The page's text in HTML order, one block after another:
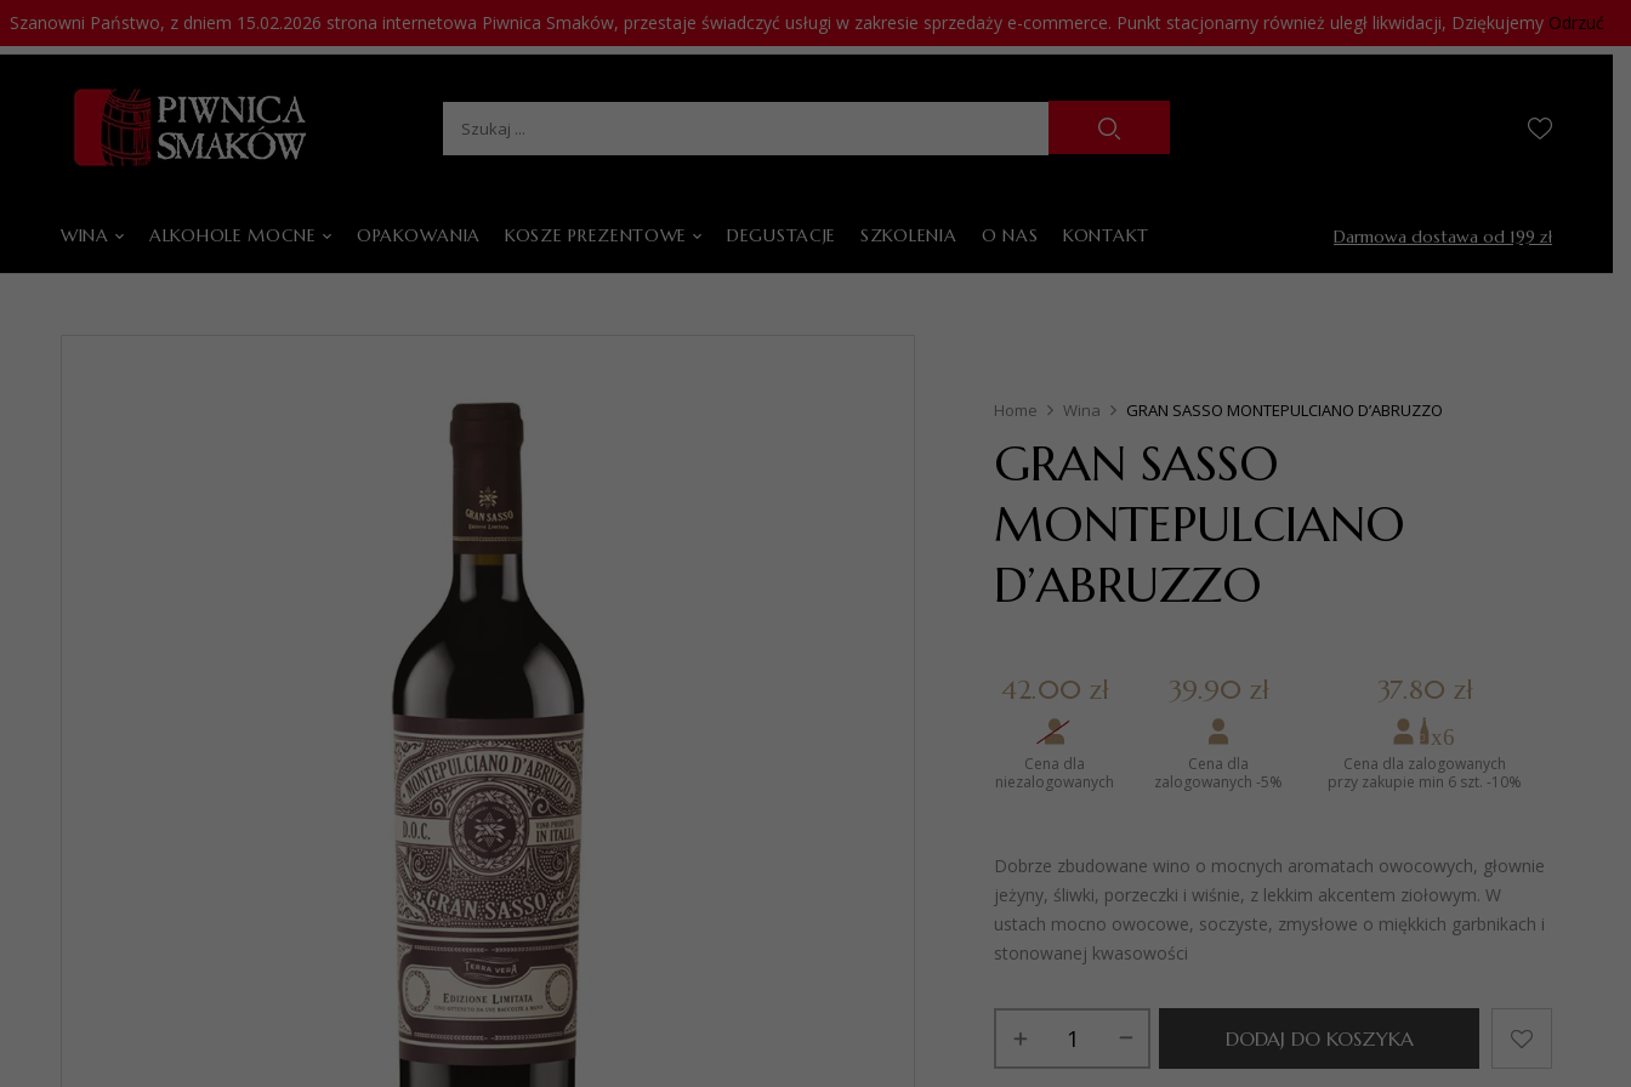
22 121 03 08 sklep@piwnicasmakow.pl
WINA ALKOHOLE MOCNE OPAKOWANIA KOSZE PREZENTOWE DEGUSTACJE SZKOLENIA O NAS KONTAKT Darmowa dostawa od 199 zł
Home Wina GRAN SASSO MONTEPULCIANO D’ABRUZZO
GRAN SASSO
MONTEPULCIANO
D’ABRUZZO
42.00 zł
Cena dla
niezalogowanych
39.90 zł
Cena dla
zalogowanych -5%
37.80 zł
Cena dla zalogowanych
przy zakupie min 6 szt. -10%
Dobrze zbudowane wino o mocnych aromatach owocowych, głownie
jeżyny, śliwki, porzeczki i wiśnie, z lekkim akcentem ziołowym. W
ustach mocno owocowe, soczyste, zmysłowe o miękkich garbnikach i
stonowanej kwasowości
DODAJ DO KOSZYKA
Szanowni Państwo, z dniem 15.02.2026 strona internetowa Piwnica Smaków, przestaje świadczyć usługi w zakresie sprzedaży e-commerce. Punkt stacjonarny również uległ likwidacji, Dziękujemy Odrzuć